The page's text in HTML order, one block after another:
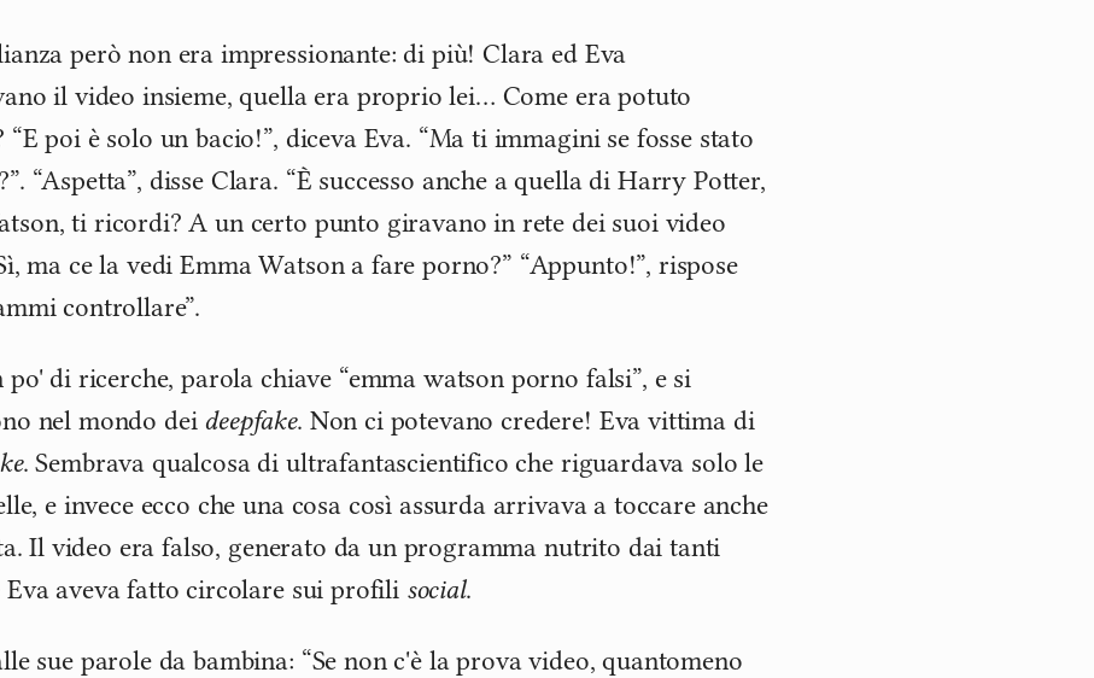
però non era impressionante: di più! Clara ed Eva
il video insieme, quella era proprio lei… Come era potuto
“E poi è solo un bacio!”, diceva Eva. “Ma ti immagini se fosse stato
“Aspetta”, disse Clara. “È successo anche a quella di Harry Potter,
ti ricordi? A un certo punto giravano in rete dei suoi video
ma ce la vedi Emma Watson a fare porno?” “Appunto!”, rispose
controllare”.
po' di ricerche, parola chiave “emma watson porno falsi”, e si
nel mondo dei deepfake. Non ci potevano credere! Eva vittima di
. Sembrava qualcosa di ultrafantascientifico che riguardava solo le
e invece ecco che una cosa così assurda arrivava a toccare anche
Il video era falso, generato da un programma nutrito dai tanti
Eva aveva fatto circolare sui profili social.
sue parole da bambina: “Se non c'è la prova video, quantomeno